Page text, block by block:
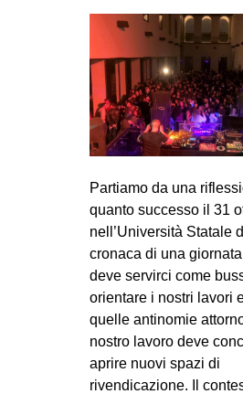
Partiamo da una
quanto successo il 31
nell’Università Statale
cronaca di una
deve servirci come
orientare i nostri lavori
quelle antinomie
nostro lavoro deve
aprire nuovi spazi di
rivendicazione. Il